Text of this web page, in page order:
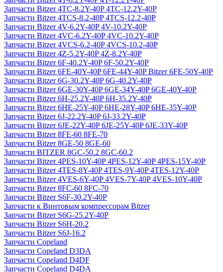
Запчасти Bitzer 4TC-8.2Y-40P 4TC-12.2Y-40P
Запчасти Bitzer 4TCS-8.2-40P 4TCS-12.2-40P
Запчасти Bitzer 4V-6.2Y-40P 4V-10.2Y-40P
Запчасти Bitzer 4VC-6.2Y-40P 4VC-10.2Y-40P
Запчасти Bitzer 4VCS-6.2-40P 4VCS-10.2-40P
Запчасти Bitzer 4Z-5.2Y-40P 4Z-8.2Y-40P
Запчасти Bitzer 6F-40.2Y-40P 6F-50.2Y-40P
Запчасти Bitzer 6FE-40Y-40P 6FE-44Y-40P Bitzer 6FE-50Y-40P
Запчасти Bitzer 6G-30.2Y-40P 6G-40.2Y-40P
Запчасти Bitzer 6GE-30Y-40P 6GE-34Y-40P 6GE-40Y-40P
Запчасти Bitzer 6H-25.2Y-40P 6H-35.2Y-40P
Запчасти Bitzer 6HE-25Y-40P 6HE-28Y-40P 6HE-35Y-40P
Запчасти Bitzer 6J-22.2Y-40P 6J-33.2Y-40P
Запчасти Bitzer 6JE-22Y-40P 6JE-25Y-40P 6JE-33Y-40P
Запчасти Bitzer 8FE-60 8FE-70
Запчасти Bitzer 8GE-50 8GE-60
Запчасти BITZER 8GC-50.2 8GC-60.2
Запчасти Bitzer 4PES-10Y-40P 4PES-12Y-40P 4PES-15Y-40P
Запчасти Bitzer 4TES-8Y-40P 4TES-9Y-40P 4TES-12Y-40P
Запчасти Bitzer 4VES-6Y-40P 4VES-7Y-40P 4VES-10Y-40P
Запчасти Bitzer 8FC-60 8FC-70
Запчасти Bitzer S6F-30.2Y-40P
Запчасти к Винтовым компрессорам Bitzer
Запчасти Bitzer S6G-25.2Y-40P
Запчасти Bitzer S6H-20.2
Запчасти Bitzer S6J-16.2
Запчасти Copeland
Запчасти Copeland D3DA
Запчасти Copeland D4DF
Запчасти Copeland D4DA